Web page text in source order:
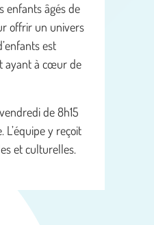
enfants âgés de
offrir un univers
est
ayant à cœur de
de 8h15
y reçoit
et culturelles.